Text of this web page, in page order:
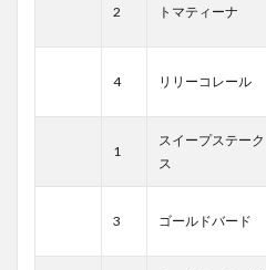
2 トマティーナ
4 リリーコレール
1
スイープステーク
ス
3 ゴールドバード